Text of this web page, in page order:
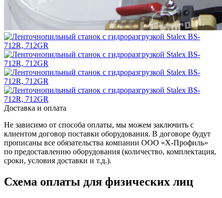
Доставка и оплата
Не зависимо от способа оплаты, мы можем заключить с
клиентом договор поставки оборудования. В договоре будут
прописаны все обязательства компании ООО «Х-Профиль»
по предоставлению оборудования (количество, комплектация,
сроки, условия доставки и т.д.).
Схема оплаты для физических лиц